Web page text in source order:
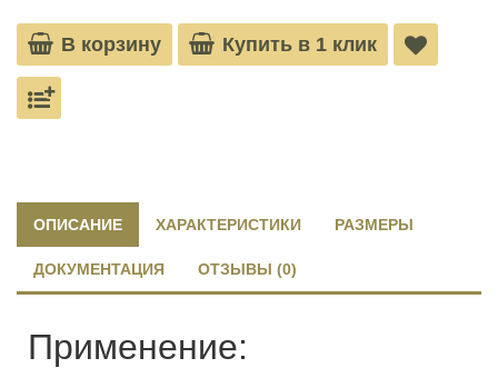
В корзину Купить в 1 клик
ОПИСАНИЕ ХАРАКТЕРИСТИКИ РАЗМЕРЫ
ДОКУМЕНТАЦИЯ ОТЗЫВЫ (0)
Применение: